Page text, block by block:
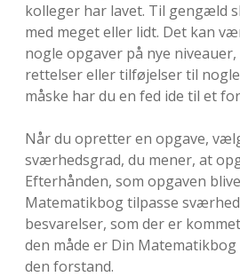
kolleger har lavet. Til gengæld
med meget eller lidt. Det kan
nogle opgaver på nye
rettelser eller tilføjelser til
måske har du en fed ide til et
Når du opretter en opgave,
sværhedsgrad, du mener, at
Efterhånden, som opgaven
Matematikbog tilpasse
besvarelser, som der er
den måde er Din Matematikbog
den forstand.